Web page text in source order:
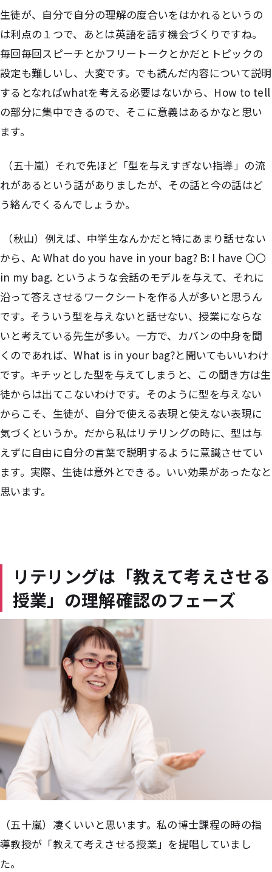
生徒が、自分で自分の理解の度合いをはかれるというの
は利点の１つで、あとは英語を話す機会づくりですね。
毎回毎回スピーチとかフリートークとかだとトピックの
設定も難しいし、大変です。でも読んだ内容について説明
するとなればwhatを考える必要はないから、How to tell
の部分に集中できるので、そこに意義はあるかなと思い
ます。
（五十嵐）それで先ほど「型を与えすぎない指導」の流
れがあるという話がありましたが、その話と今の話はど
う絡んでくるんでしょうか。
（秋山）例えば、中学生なんかだと特にあまり話せない
から、A: What do you have in your bag? B: I have 〇〇
in my bag. というような会話のモデルを与えて、それに
沿って答えさせるワークシートを作る人が多いと思うん
です。そういう型を与えないと話せない、授業にならな
いと考えている先生が多い。一方で、カバンの中身を聞
くのであれば、What is in your bag?と聞いてもいいわけ
です。キチッとした型を与えてしまうと、この聞き方は生
徒からは出てこないわけです。そのように型を与えない
からこそ、生徒が、自分で使える表現と使えない表現に
気づくというか。だから私はリテリングの時に、型は与
えずに自由に自分の言葉で説明するように意識させてい
ます。実際、生徒は意外とできる。いい効果があったなと
思います。
リテリングは「教えて考えさせる
授業」の理解確認のフェーズ
（五十嵐）凄くいいと思います。私の博士課程の時の指
導教授が「教えて考えさせる授業」を提唱していまし
た。